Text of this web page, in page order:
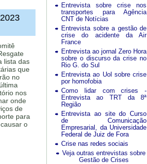
lista das
que
no
nos
onde
de
para
o
Entrevista sobre crise nos
transportes para Agência
CNT de Notícias
Entrevista sobre a gestão de
crise do acidente da Air
France
Entrevista ao jornal Zero Hora
sobre o discurso da crise no
Rio G. do Sul
Entrevista ao Uol sobre crise
por homofobia
Como lidar com crises -
Entrevista ao TRT da 8ª
Região
Entrevista ao site do Curso
de Comunicação
Empresarial, da Universidade
Federal de Juiz de Fora
Crise nas redes sociais
Veja outras entrevistas sobre
Gestão de Crises